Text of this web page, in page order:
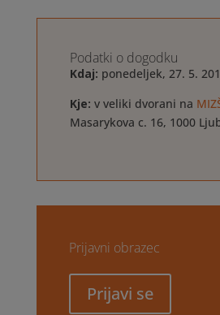
Podatki o dogodku
Kdaj: ponedeljek, 27. 5.
Kje: v veliki dvorani na
Masarykova c. 16, 1000
Prijavni obrazec
Prijavi se